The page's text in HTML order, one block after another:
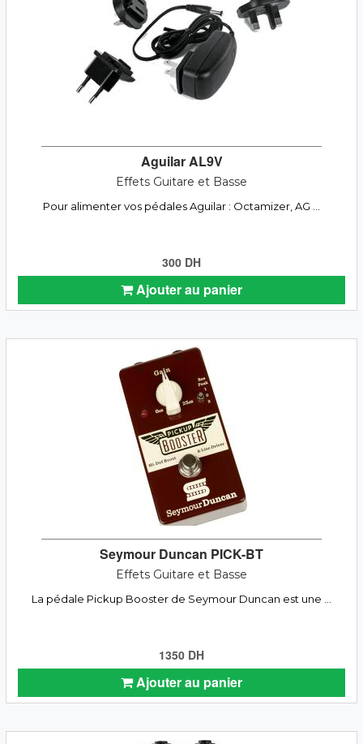
Aguilar AL9V
Effets Guitare et Basse
Pour alimenter vos pédales Aguilar : Octamizer, AG ...
300 DH
Ajouter au panier
Seymour Duncan PICK-BT
Effets Guitare et Basse
La pédale Pickup Booster de Seymour Duncan est une ...
1350 DH
Ajouter au panier